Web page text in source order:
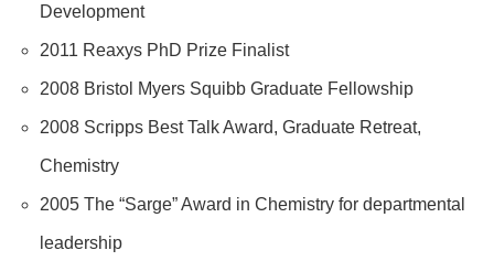
Development
2011 Reaxys PhD Prize Finalist
2008 Bristol Myers Squibb Graduate Fellowship
2008 Scripps Best Talk Award, Graduate Retreat,
Chemistry
2005 The “Sarge” Award in Chemistry for departmental
leadership